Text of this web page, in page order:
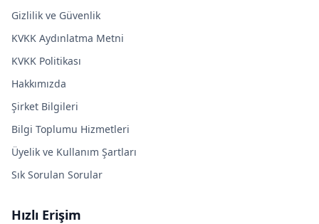
Gizlilik ve Güvenlik
KVKK Aydınlatma Metni
KVKK Politikası
Hakkımızda
Şirket Bilgileri
Bilgi Toplumu Hizmetleri
Üyelik ve Kullanım Şartları
Sık Sorulan Sorular
Hızlı Erişim